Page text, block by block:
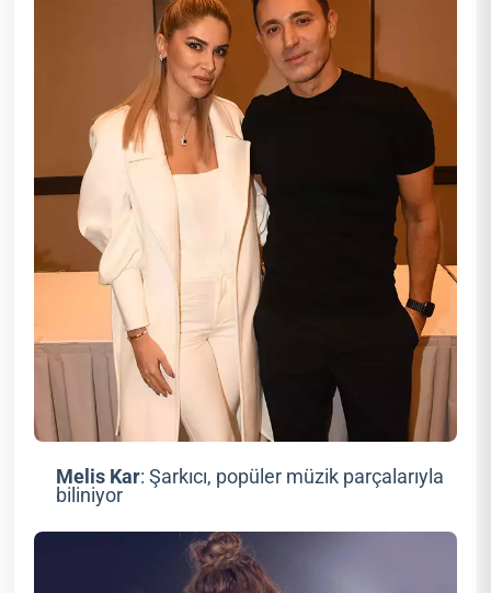
Melis Kar: Şarkıcı, popüler müzik parçalarıyla
biliniyor